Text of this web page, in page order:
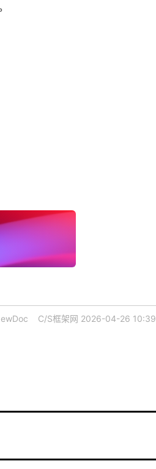
C/S框架网 2026-04-26 10:39